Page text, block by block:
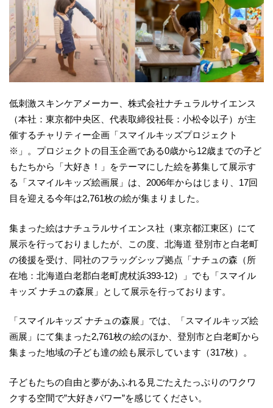
低刺激スキンケアメーカー、株式会社ナチュラルサイエンス
（本社：東京都中央区、代表取締役社長：小松令以子）が主
催するチャリティー企画「スマイルキッズプロジェクト
※」。プロジェクトの目玉企画である0歳から12歳までの子ど
もたちから「大好き！」をテーマにした絵を募集して展示す
る「スマイルキッズ絵画展」は、2006年からはじまり、17回
目を迎える今年は2,761枚の絵が集まりました。
集まった絵はナチュラルサイエンス社（東京都江東区）にて
展示を行っておりましたが、この度、北海道 登別市と白老町
の後援を受け、同社のフラッグシップ拠点「ナチュの森（所
在地：北海道白老郡白老町虎杖浜393-12）」でも「スマイル
キッズ ナチュの森展」として展示を行っております。
「スマイルキッズ ナチュの森展」では、「スマイルキッズ絵
画展」にて集まった2,761枚の絵のほか、登別市と白老町から
集まった地域の子ども達の絵も展示しています（317枚）。
子どもたちの自由と夢があふれる見ごたえたっぷりのワクワ
クする空間で”大好きパワー”を感じてください。